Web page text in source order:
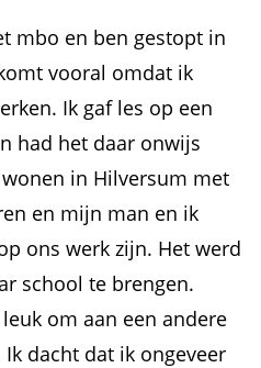
mbo en ben gestopt in
vooral omdat ik
Ik gaf les op een
had het daar onwijs
in Hilversum met
en mijn man en ik
ons werk zijn. Het werd
school te brengen.
om aan een andere
dacht dat ik ongeveer